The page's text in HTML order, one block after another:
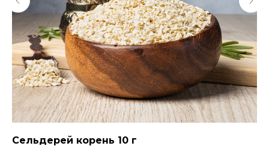
Сельдерей корень 10 г